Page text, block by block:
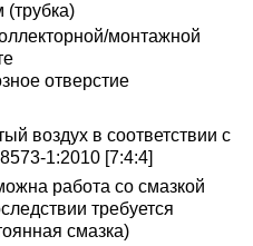
(трубка)
монтажной
отверстие
воздух в соответствии с
1:2010 [7:4:4]
работа со смазкой
требуется
смазка)